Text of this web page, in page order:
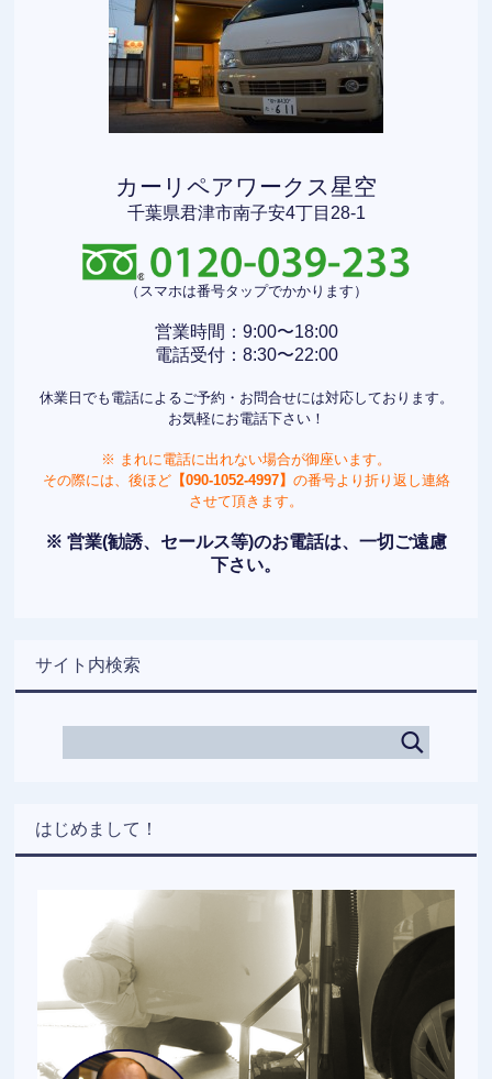
カーリペアワークス星空
千葉県君津市南子安4丁目28-1
（スマホは番号タップでかかります）
営業時間：9:00〜18:00
電話受付：8:30〜22:00
休業日でも電話によるご予約・お問合せには対応しております。
お気軽にお電話下さい！
※ まれに電話に出れない場合が御座います。
その際には、後ほど【090-1052-4997】 の番号より折り返し連絡
させて頂きます。
※ 営業(勧誘、セールス等)のお電話は、一切ご遠慮
下さい。
サイト内検索
はじめまして！